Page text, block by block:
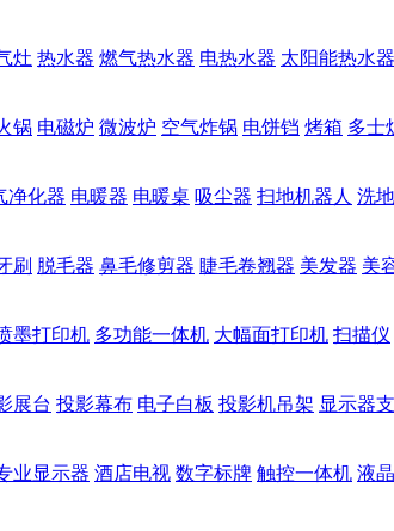
灶 热水器 燃气热水器 电热水器 太阳能热水器
锅 电磁炉 微波炉 空气炸锅 电饼铛 烤箱 多士
净化器 电暖器 电暖桌 吸尘器 扫地机器人 洗
刷 脱毛器 鼻毛修剪器 睫毛卷翘器 美发器 美
墨打印机 多功能一体机 大幅面打印机 扫描仪
展台 投影幕布 电子白板 投影机吊架 显示器
业显示器 酒店电视 数字标牌 触控一体机 液